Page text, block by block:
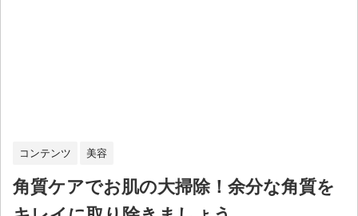
コンテンツ 美容
角質ケアでお肌の大掃除！余分な角質を